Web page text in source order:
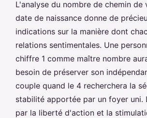
L'analyse du nombre de chemin de
date de naissance donne de
indications sur la manière dont
relations sentimentales. Une
chiffre 1 comme maître nombre
besoin de préserver son
couple quand le 4 recherchera la
stabilité apportée par un foyer uni.
par la liberté d'action et la